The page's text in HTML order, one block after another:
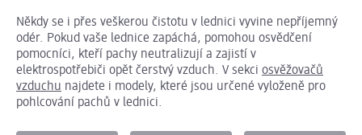
Někdy se i přes veškerou čistotu v lednici vyvine nepříjemný
odér. Pokud vaše lednice zapáchá, pomohou osvědčení
pomocníci, kteří pachy neutralizují a zajistí v
elektrospotřebiči opět čerstvý vzduch. V sekci osvěžovačů
vzduchu najdete i modely, které jsou určené vyloženě pro
pohlcování pachů v lednici.